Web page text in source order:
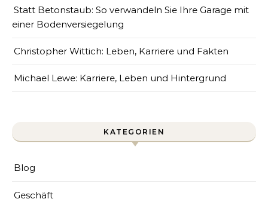
Statt Betonstaub: So verwandeln Sie Ihre Garage mit
einer Bodenversiegelung
Christopher Wittich: Leben, Karriere und Fakten
Michael Lewe: Karriere, Leben und Hintergrund
KATEGORIEN
Blog
Geschäft